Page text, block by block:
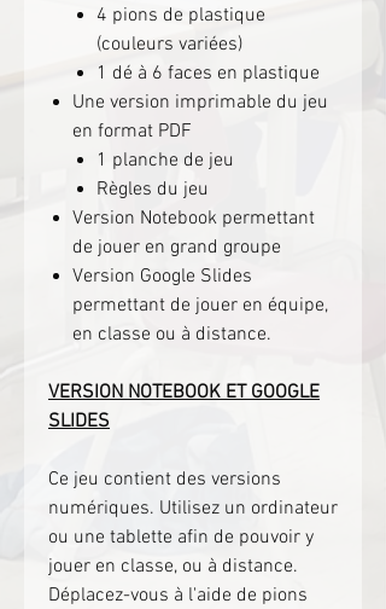
4 pions de plastique
(couleurs variées)
1 dé à 6 faces en plastique
Une version imprimable du jeu
en format PDF
1 planche de jeu
Règles du jeu
Version Notebook permettant
de jouer en grand groupe
Version Google Slides
permettant de jouer en équipe,
en classe ou à distance.
VERSION NOTEBOOK ET GOOGLE
SLIDES
Ce jeu contient des versions
numériques. Utilisez un ordinateur
ou une tablette afin de pouvoir y
jouer en classe, ou à distance.
Déplacez-vous à l'aide de pions